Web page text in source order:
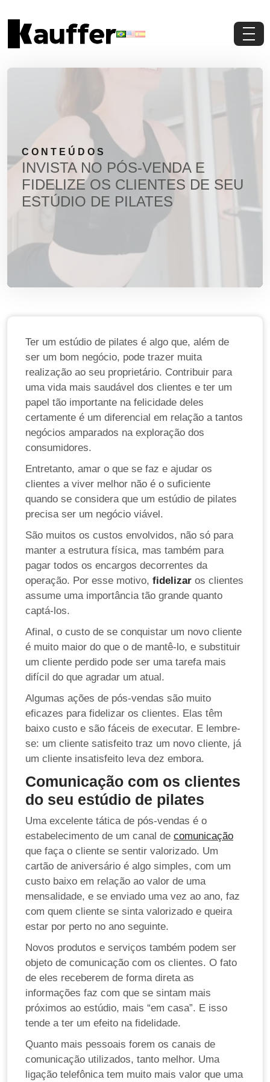
Materiais Gratuitos
Solicite um Orçamento
CONTEÚDOS
INVISTA NO PÓS-VENDA E
FIDELIZE OS CLIENTES DE SEU
ESTÚDIO DE PILATES
Ter um estúdio de pilates é algo que, além de
ser um bom negócio, pode trazer muita
realização ao seu proprietário. Contribuir para
uma vida mais saudável dos clientes e ter um
papel tão importante na felicidade deles
certamente é um diferencial em relação a tantos
negócios amparados na exploração dos
consumidores.
Entretanto, amar o que se faz e ajudar os
clientes a viver melhor não é o suficiente
quando se considera que um estúdio de pilates
precisa ser um negócio viável.
São muitos os custos envolvidos, não só para
manter a estrutura física, mas também para
pagar todos os encargos decorrentes da
operação. Por esse motivo, fidelizar os clientes
assume uma importância tão grande quanto
captá-los.
Afinal, o custo de se conquistar um novo cliente
é muito maior do que o de mantê-lo, e substituir
um cliente perdido pode ser uma tarefa mais
difícil do que agradar um atual.
Algumas ações de pós-vendas são muito
eficazes para fidelizar os clientes. Elas têm
baixo custo e são fáceis de executar. E lembre-
se: um cliente satisfeito traz um novo cliente, já
um cliente insatisfeito leva dez embora.
Comunicação com os clientes
do seu estúdio de pilates
Uma excelente tática de pós-vendas é o
estabelecimento de um canal de comunicação
que faça o cliente se sentir valorizado. Um
cartão de aniversário é algo simples, com um
custo baixo em relação ao valor de uma
mensalidade, e se enviado uma vez ao ano, faz
com quem cliente se sinta valorizado e queira
estar por perto no ano seguinte.
Novos produtos e serviços também podem ser
objeto de comunicação com os clientes. O fato
de eles receberem de forma direta as
informações faz com que se sintam mais
próximos ao estúdio, mais “em casa”. E isso
tende a ter um efeito na fidelidade.
Quanto mais pessoais forem os canais de
comunicação utilizados, tanto melhor. Uma
ligação telefônica tem muito mais valor que uma